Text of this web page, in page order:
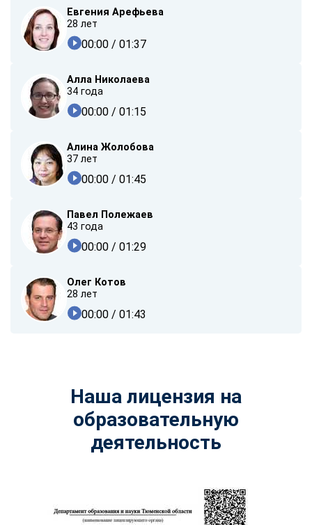
Евгения Арефьева
28 лет
00:00 / 01:37
Алла Николаева
34 года
00:00 / 01:15
Алина Жолобова
37 лет
00:00 / 01:45
Павел Полежаев
43 года
00:00 / 01:29
Олег Котов
28 лет
00:00 / 01:43
Наша лицензия на
образовательную
деятельность